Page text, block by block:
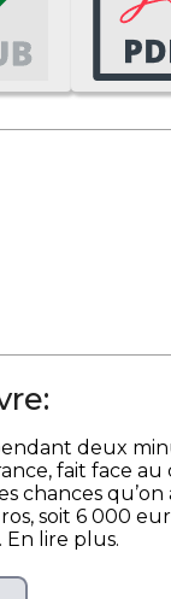
pendant deux
fait face
chances
soit 6 000
En lire plus.